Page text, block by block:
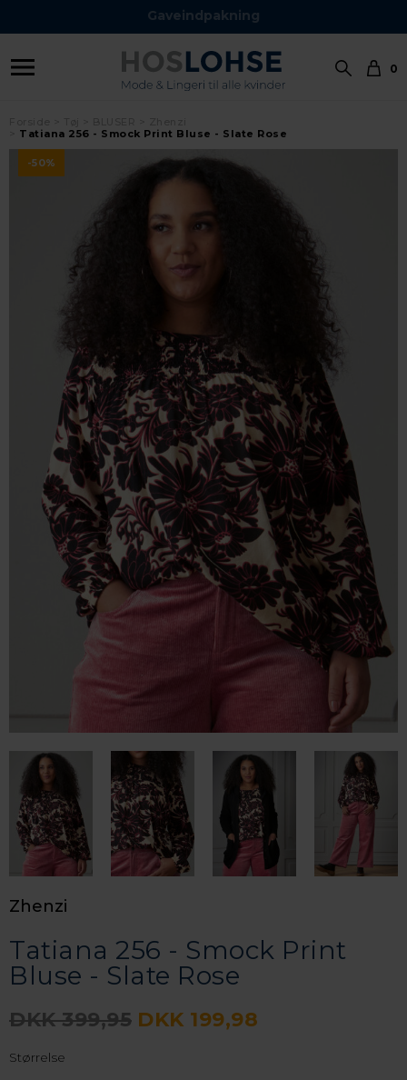
Gaveindpakning
0
Tatiana 256 - Smock Print Bluse - Slate Rose
-50%
Zhenzi
Tatiana 256 - Smock Print
Bluse - Slate Rose
DKK 399,95 DKK 199,98
Størrelse